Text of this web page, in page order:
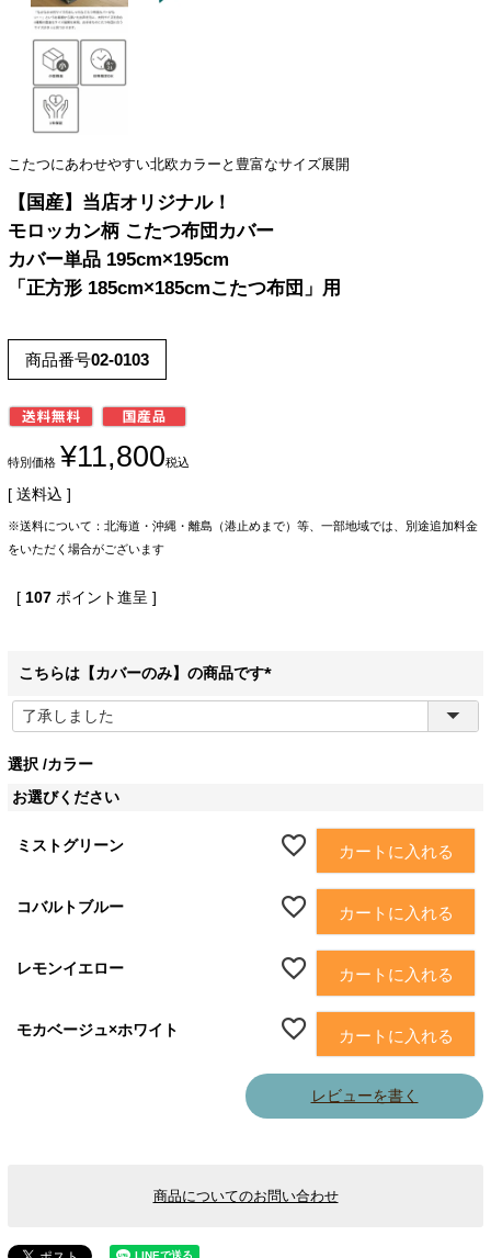
こたつにあわせやすい北欧カラーと豊富なサイズ展開
【国産】当店オリジナル！
モロッカン柄 こたつ布団カバー
カバー単品 195cm×195cm
「正方形 185cm×185cmこたつ布団」用
商品番号02-0103
特別価格 ¥11,800税込
送料込
※送料について：北海道・沖縄・離島（港止めまで）等、一部地域では、別途追加料金
をいただく場合がございます
[ 107 ポイント進呈 ]
こちらは【カバーのみ】の商品です
(
選択
カラー
お選びください
ミストグリーン カートに入れる
コバルトブルー カートに入れる
レモンイエロー カートに入れる
モカベージュ×ホワイト カートに入れる
レビューを書く
商品についてのお問い合わせ